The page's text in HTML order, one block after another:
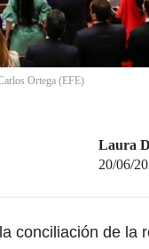
Ortega (EFE)
Laura
20/06/
conciliación de la